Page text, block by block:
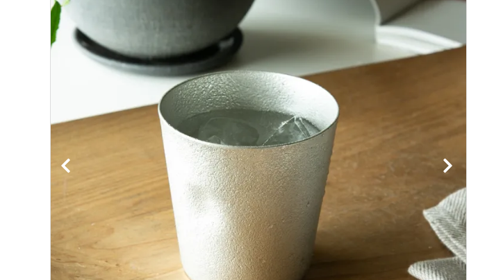
フランジパニラタン
mina perhonen ヤマチク